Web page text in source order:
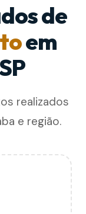
de
em
realizados
e região.